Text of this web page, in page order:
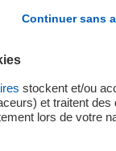
Continuer sans
stockent et/ou
et traitent des
lors de votre